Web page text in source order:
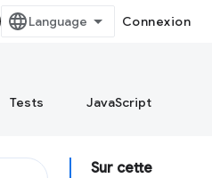
Connexion
Tests JavaScript
Sur cette